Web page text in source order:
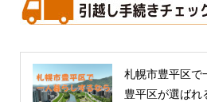
札幌市豊平区で
豊平区が選ばれ